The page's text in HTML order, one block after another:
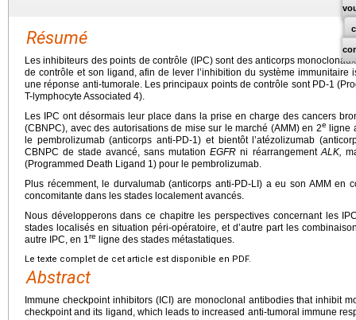
Résumé
Les inhibiteurs des points de contrôle (IPC) sont des anticorps
de contrôle et son ligand, afin de lever l’inhibition du système immunitaire
une réponse anti-tumorale. Les principaux points de contrôle sont PD-1
T-lymphocyte Associated 4).
Les IPC ont désormais leur place dans la prise en charge des cancers
(CBNPC), avec des autorisations de mise sur le marché (AMM) en 2e
ligne
le pembrolizumab (anticorps anti-PD-1) et bientôt l’atézolizumab
CBNPC de stade avancé, sans mutationEGFR ni réarrangementALK,
(Programmed Death Ligand 1) pour le pembrolizumab.
Plus récemment, le durvalumab (anticorps anti-PD-LI) a eu son AMM en
concomitante dans les stades localement avancés.
Nous développerons dans ce chapitre les perspectives concernant les
stades localisés en situation péri-opératoire, et d’autre part les
autre IPC, en 1re ligne des stades métastatiques.
Le texte complet de cet article est disponible en PDF.
Abstract
Immune checkpoint inhibitors (ICI) are monoclonal antibodies that inhibit
checkpoint and its ligand, which leads to increased anti-tumoral immune